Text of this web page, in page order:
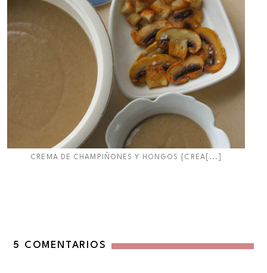
CREMA DE CHAMPIÑONES Y HONGOS {CREA[...]
5 COMENTARIOS